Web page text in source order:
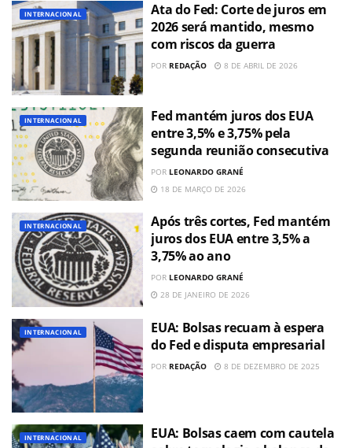
INTERNACIONAL
Ata do Fed: Corte de juros em
2026 será mantido, mesmo
com riscos da guerra
POR REDAÇÃO 8 DE ABRIL DE 2026
INTERNACIONAL
Fed mantém juros dos EUA
entre 3,5% e 3,75% pela
segunda reunião consecutiva
POR LEONARDO GRANÉ
18 DE MARÇO DE 2026
INTERNACIONAL
Após três cortes, Fed mantém
juros dos EUA entre 3,5% a
3,75% ao ano
POR LEONARDO GRANÉ
28 DE JANEIRO DE 2026
INTERNACIONAL
EUA: Bolsas recuam à espera
do Fed e disputa empresarial
POR REDAÇÃO 8 DE DEZEMBRO DE 2025
INTERNACIONAL
EUA: Bolsas caem com cautela